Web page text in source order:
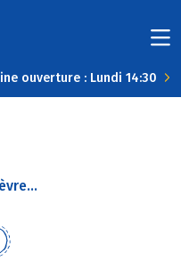
ouverture : Lundi 14:30